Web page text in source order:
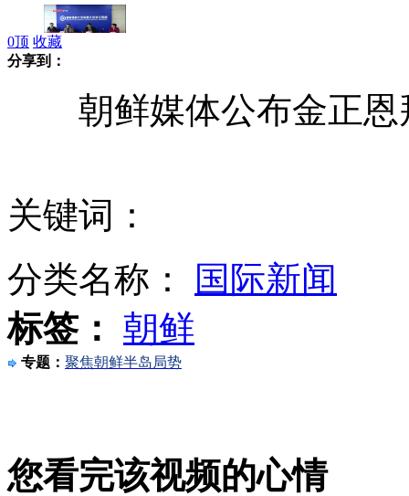
北京卫生局通报北京首例感染H7N9病人病情
韩少功畅谈海南文化发展“上要着天，下要着地”
江苏新增3例H7N9禽流感确诊病例
0顶 收藏
分享到：
朝鲜媒体公布金正恩
关键词：
分类名称：
国际新闻
标签： 朝鲜
专题： 聚焦朝鲜半岛局势
您看完该视频的心情